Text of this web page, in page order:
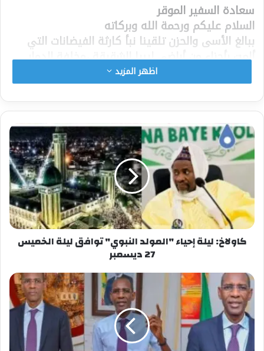
سعادة السفير الموقر
السلام عليكم ورحمة الله وبركاته
ببالغ الأسى والحزن تلقينا نبأ كارثة الفيضانات التي
ألمت بأجزاء من أراضي ليبيا الشقيقة ،مخلفة الدمار
وعددا كبيرا من الضحايا والمفقودين
وفي هذه الظروف الحالكة التي يمر بها الشعب
الليبي ،نوجه إلى سعادتكم هذا الخطاب لنعبر لكم عن
تضامننا وتعاطفنا معكم قلبا وقالبا ،راجين من
سعادتكم النيابة عنا في رفع أخلص عبارات التعازي
والمواساة إلى كافة شرائح المجتمع الليبي قيادة
وحكومة وشعبا .
سائلين المولى عز وجل أن يرفع البلاء عن أراضي ليبيا
ويحفظ أهلها من كل سوء ومكروه ، بما حفظ به
الذكر الحكيم ،ويرحم الموتى ويشفي الجرحى ويغيث
المتضررين ويعيد المفقودين إلى ذويهم سالمين
غانمين ،وإنا لله وإنا إليه راجعون .
غلام خادم الرسول
الشيخ محمد المنتقى امباكي
شارك هذا الموضوع:
فيس بوك X
اظهر المزيد
كاولاخ: ليلة إحياء "المولد النبوي" توافق ليلة الخميس
27 ديسمبر